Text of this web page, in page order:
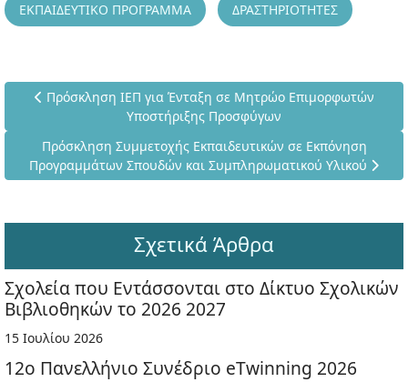
ΕΚΠΑΙΔΕΥΤΙΚΟ ΠΡΟΓΡΑΜΜΑ ΔΡΑΣΤΗΡΙΟΤΗΤΕΣ
Προηγούμενο άρθρο: Πρόσκληση ΙΕΠ για Ένταξη σε
Πρόσκληση ΙΕΠ για Ένταξη σε Μητρώο Επιμορφωτών
Υποστήριξης Προσφύγων
Επόμενο άρθρο: Πρόσκληση Συμμετοχής Εκπαιδευτικών
Πρόσκληση Συμμετοχής Εκπαιδευτικών σε Εκπόνηση
Προγραμμάτων Σπουδών και Συμπληρωματικού Υλικού
Σχετικά Άρθρα
Σχολεία που Εντάσσονται στο Δίκτυο Σχολικών
Βιβλιοθηκών το 2026 2027
15 Ιουλίου 2026
12ο Πανελλήνιο Συνέδριο eTwinning 2026